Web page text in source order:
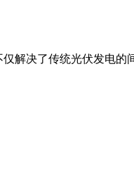
解决了传统光伏发电的